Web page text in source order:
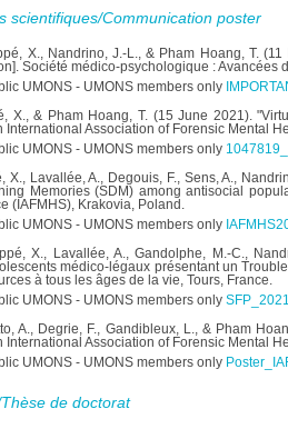
scientifiques/Communication poster
X., Nandrino, J.-L., & Pham Hoang, T.
Société médico-psychologique :
X., & Pham Hoang, T. (15 June 2021).
International Association of Forensic Mental
X., Lavallée, A., Degouis, F., Sens, A.,
Memories (SDM) among antisocial
(IAFMHS), Krakovia, Poland.
X., Lavallée, A., Gandolphe, M.-C.,
médico-légaux présentant un
à tous les âges de la vie, Tours, France.
A., Degrie, F., Gandibleux, L., & Pham
International Association of Forensic Mental
de doctorat